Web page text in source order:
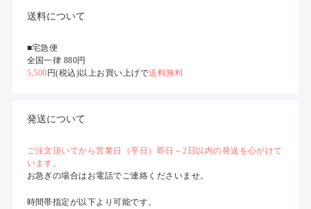
送料について
■宅急便
全国一律 880円
5,500 円(税込)以上お買い上げで送料無料
発送について
ご注文頂いてから営業日（平日）即日～2日以内の発送を心がけて
います。
お急ぎの場合はお電話でご連絡くださいませ。
時間帯指定が以下より可能です。